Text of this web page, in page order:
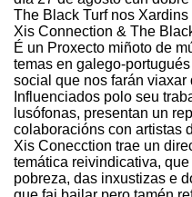
The Black Turf nos
Xis Connection & The
É un Proxecto miñoto de
temas en galego-
social que nos farán viaxar
Influenciados polo seu
lusófonas, presentan un
colaboracións con artistas
Xis Conecction trae un
temática reivindicativa,
pobreza, das inxustizas e